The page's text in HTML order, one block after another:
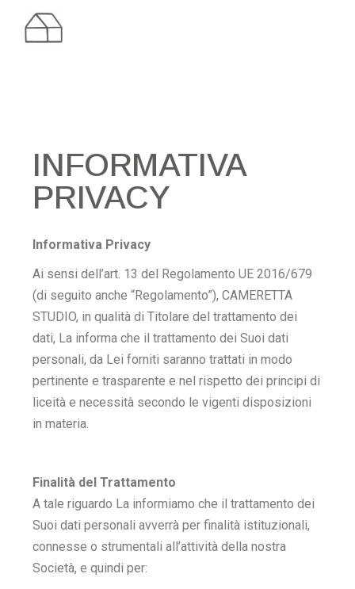
INFORMATIVA
PRIVACY
Informativa Privacy
Ai sensi dell’art. 13 del Regolamento UE 2016/679
(di seguito anche “Regolamento”), CAMERETTA
STUDIO, in qualità di Titolare del trattamento dei
dati, La informa che il trattamento dei Suoi dati
personali, da Lei forniti saranno trattati in modo
pertinente e trasparente e nel rispetto dei principi di
liceità e necessità secondo le vigenti disposizioni
in materia.
Finalità del Trattamento
A tale riguardo La informiamo che il trattamento dei
Suoi dati personali avverrà per finalità istituzionali,
connesse o strumentali all’attività della nostra
Società, e quindi per: